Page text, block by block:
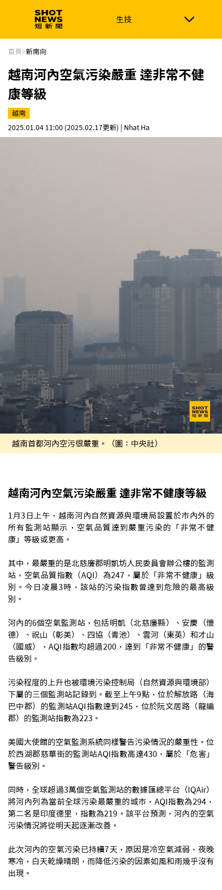
生技
生技 政治
新南向 體育
首頁>新南向
越南河內空氣污染嚴重 達非常不健
康等級
越南
2025.01.04 11:00 (2025.02.17更新) | Nhat Ha
越南首都河內空污很嚴重。（圖：中央社）
越南河內空氣污染嚴重 達非常不健康等級
1月3日上午，越南河內自然資源與環境局設置於市內外的
所有監測站顯示，空氣品質達到嚴重污染的「非常不健
康」等級或更高。
其中，最嚴重的是北慈廉郡明凱坊人民委員會辦公樓的監測
站，空氣品質指數（AQI）為247，屬於「非常不健康」級
別。今日凌晨3時，該站的污染指數曾達到危險的最高級
別。
河內的6個空氣監測站，包括明凱（北慈廉縣）、安慶（懷
德）、祝山（彰美）、四協（青池）、雲河（東英）和才山
（國威），AQI指數均超過200，達到「非常不健康」的警
告級別。
污染程度的上升也被環境污染控制局（自然資源與環境部）
下屬的三個監測站記錄到。截至上午9點，位於解放路（海
巴中郡）的監測站AQI指數達到245，位於阮文居路（龍編
郡）的監測站指數為223。
美國大使館的空氣監測系統同樣警告污染情況的嚴重性。位
於西湖郡慈華街的監測站AQI指數高達430，屬於「危害」
警告級別。
同時，全球超過3萬個空氣監測站的數據匯總平台（IQAir）
將河內列為當前全球污染最嚴重的城市，AQI指數為294，
第二名是印度德里，指數為219。該平台預測，河內的空氣
污染情況將從明天起逐漸改善。
此次河內的空氣污染已持續7天，原因是冷空氣減弱，夜晚
寒冷，白天乾燥晴朗，而降低污染的因素如風和雨幾乎沒有
出現。